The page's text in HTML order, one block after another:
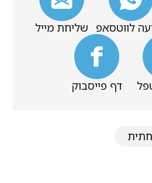
לווטסאפ שליחת מייל
דף פייסבוק